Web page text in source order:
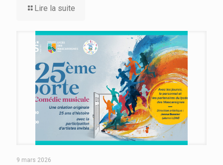
Lire la suite
9 mars 2026